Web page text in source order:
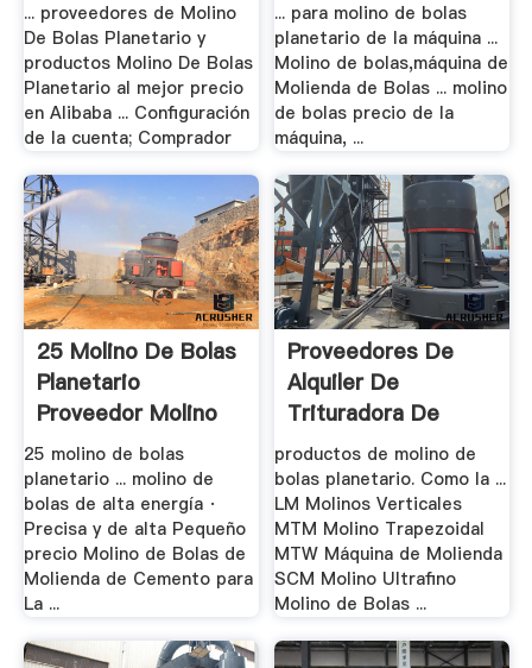
... proveedores de Molino
De Bolas Planetario y
productos Molino De Bolas
Planetario al mejor precio
en Alibaba ... Configuración
de la cuenta; Comprador
... para molino de bolas
planetario de la máquina ...
Molino de bolas,máquina de
Molienda de Bolas ... molino
de bolas precio de la
máquina, ...
25 Molino De Bolas
Planetario
Proveedor Molino
25 molino de bolas
planetario ... molino de
bolas de alta energía ·
Precisa y de alta Pequeño
precio Molino de Bolas de
Molienda de Cemento para
La ...
Proveedores De
Alquiler De
Trituradora De
Molino .
productos de molino de
bolas planetario. Como la ...
LM Molinos Verticales
MTM Molino Trapezoidal
MTW Máquina de Molienda
SCM Molino Ultrafino
Molino de Bolas ...